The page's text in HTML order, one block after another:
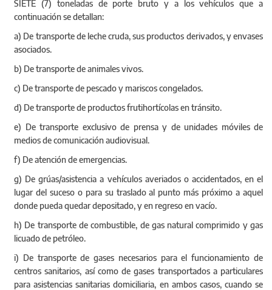
SIETE (7) toneladas de porte bruto y a los vehículos que a
continuación se detallan:
a) De transporte de leche cruda, sus productos derivados, y envases
asociados.
b) De transporte de animales vivos.
c) De transporte de pescado y mariscos congelados.
d) De transporte de productos frutihortícolas en tránsito.
e) De transporte exclusivo de prensa y de unidades móviles de
medios de comunicación audiovisual.
f) De atención de emergencias.
g) De grúas/asistencia a vehículos averiados o accidentados, en el
lugar del suceso o para su traslado al punto más próximo a aquel
donde pueda quedar depositado, y en regreso en vacío.
h) De transporte de combustible, de gas natural comprimido y gas
licuado de petróleo.
i) De transporte de gases necesarios para el funcionamiento de
centros sanitarios, así como de gases transportados a particulares
para asistencias sanitarias domiciliaria, en ambos casos, cuando se